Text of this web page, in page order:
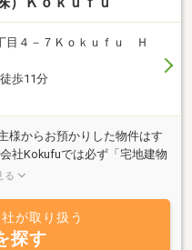
目４－７Ｋｏｋｕｆｕ Ｈ
歩11分
様からお預かりした物件はす
社Kokufuでは必ず「宅地建物
。 南大阪を中心に不動産売却
れる会社となれるよう励んで
談ください。
る
が取り扱う
探す